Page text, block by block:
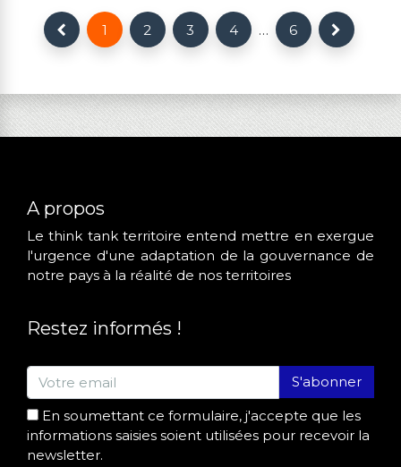
1 2 3 4 … 6
A propos
Le think tank territoire entend mettre en exergue
l'urgence d'une adaptation de la gouvernance de
notre pays à la réalité de nos territoires
Restez informés !
S'abonner
En soumettant ce formulaire, j'accepte que les
informations saisies soient utilisées pour recevoir la
newsletter.